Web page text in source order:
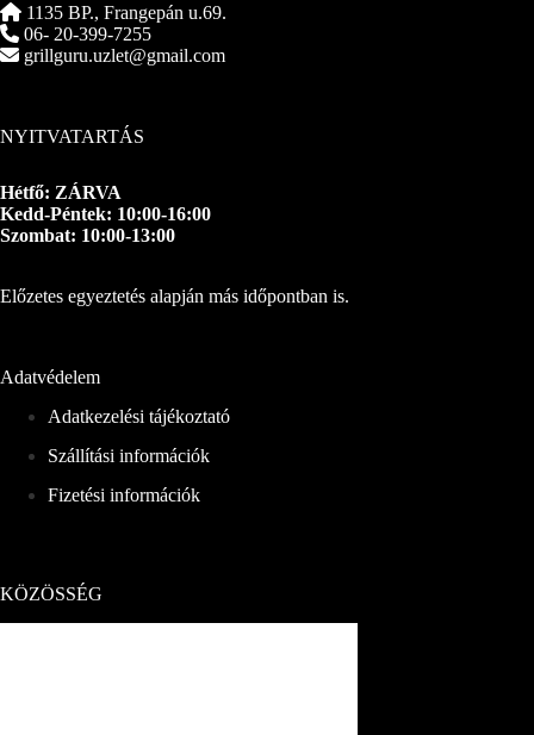
1135 BP., Frangepán u.69.
06- 20-399-7255
grillguru.uzlet@gmail.com
NYITVATARTÁS
Hétfő: ZÁRVA
Kedd-Péntek: 10:00-16:00
Szombat: 10:00-13:00
Előzetes egyeztetés alapján más időpontban is.
Adatvédelem
Adatkezelési tájékoztató
Szállítási információk
Fizetési információk
KÖZÖSSÉG